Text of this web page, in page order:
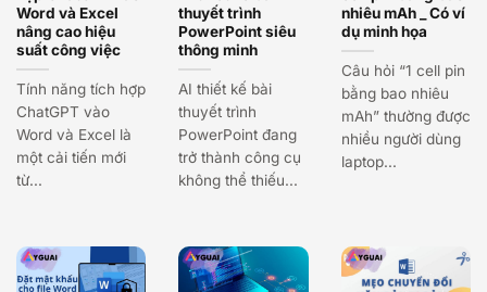
Word và Excel
nâng cao hiệu
suất công việc
Tính năng tích hợp
ChatGPT vào
Word và Excel là
một cải tiến mới
từ...
thuyết trình
PowerPoint siêu
thông minh
AI thiết kế bài
thuyết trình
PowerPoint đang
trở thành công cụ
không thể thiếu...
nhiêu mAh _ Có ví
dụ minh họa
Câu hỏi “1 cell pin
bằng bao nhiêu
mAh” thường được
nhiều người dùng
laptop...